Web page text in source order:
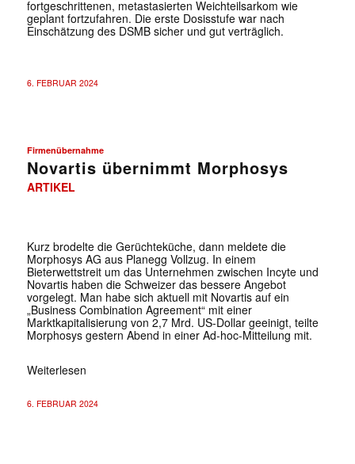
fortgeschrittenen, metastasierten Weichteilsarkom wie
geplant fortzufahren. Die erste Dosisstufe war nach
Einschätzung des DSMB sicher und gut verträglich.
6. FEBRUAR 2024
Firmenübernahme
Novartis übernimmt Morphosys
ARTIKEL
Kurz brodelte die Gerüchteküche, dann meldete die
Morphosys AG aus Planegg Vollzug. In einem
Bieterwettstreit um das Unternehmen zwischen Incyte und
Novartis haben die Schweizer das bessere Angebot
vorgelegt. Man habe sich aktuell mit Novartis auf ein
„Business Combination Agreement“ mit einer
Marktkapitalisierung von 2,7 Mrd. US-Dollar geeinigt, teilte
Morphosys gestern Abend in einer Ad-hoc-Mitteilung mit.
Weiterlesen
6. FEBRUAR 2024